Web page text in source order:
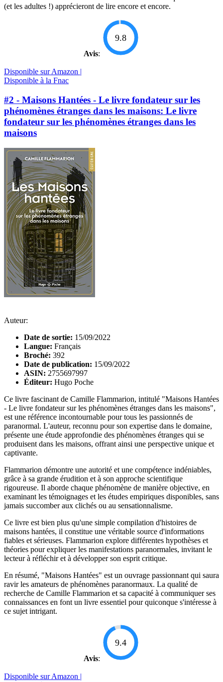
(et les adultes !) apprécieront de lire encore et encore.
Avis:
9.8
Disponible sur Amazon |
Disponible à la Fnac
#2 - Maisons Hantées - Le livre fondateur sur les
phénomènes étranges dans les maisons: Le livre
fondateur sur les phénomènes étranges dans les
maisons
Auteur:
Date de sortie: 15/09/2022
Langue: Français
Broché: 392
Date de publication: 15/09/2022
ASIN: 2755697997
Éditeur: Hugo Poche
Ce livre fascinant de Camille Flammarion, intitulé "Maisons Hantées
- Le livre fondateur sur les phénomènes étranges dans les maisons",
est une référence incontournable pour tous les passionnés de
paranormal. L'auteur, reconnu pour son expertise dans le domaine,
présente une étude approfondie des phénomènes étranges qui se
produisent dans les maisons, offrant ainsi une perspective unique et
captivante.
Flammarion démontre une autorité et une compétence indéniables,
grâce à sa grande érudition et à son approche scientifique
rigoureuse. Il aborde chaque phénomène de manière objective, en
examinant les témoignages et les études empiriques disponibles, sans
jamais succomber aux clichés ou au sensationnalisme.
Ce livre est bien plus qu'une simple compilation d'histoires de
maisons hantées, il constitue une véritable source d'informations
fiables et sérieuses. Flammarion explore différentes hypothèses et
théories pour expliquer les manifestations paranormales, invitant le
lecteur à réfléchir et à développer son esprit critique.
En résumé, "Maisons Hantées" est un ouvrage passionnant qui saura
ravir les amateurs de phénomènes paranormaux. La qualité de
recherche de Camille Flammarion et sa capacité à communiquer ses
connaissances en font un livre essentiel pour quiconque s'intéresse à
ce sujet intrigant.
Avis:
9.4
Disponible sur Amazon |